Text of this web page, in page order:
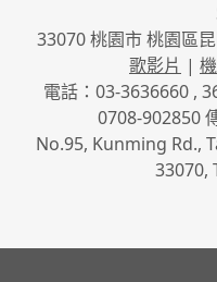
33070 桃園市 桃園區
歌影片 |
電話：03-3636660 ,
0708-902850
No.95, Kunming Rd.,
33070,